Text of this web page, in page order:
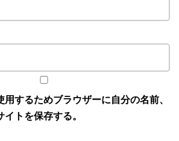
するためブラウザーに自分の名前、
トを保存する。